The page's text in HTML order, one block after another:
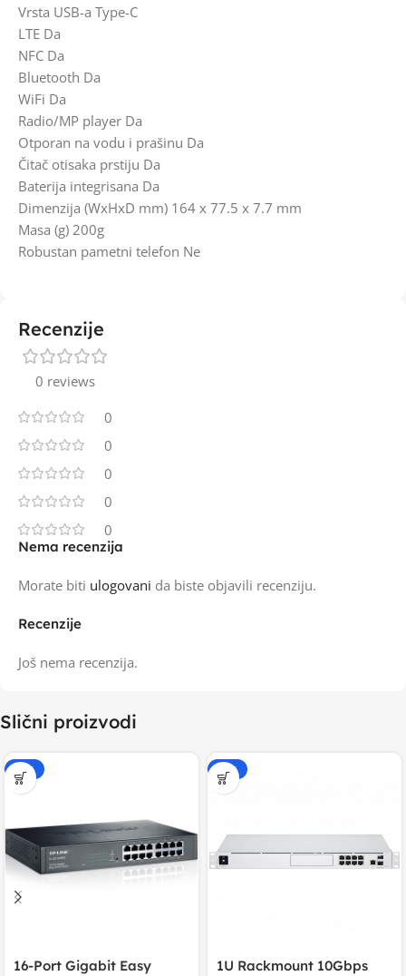
Vrsta USB-a Type-C
LTE Da
NFC Da
Bluetooth Da
WiFi Da
Radio/MP player Da
Otporan na vodu i prašinu Da
Čitač otisaka prstiju Da
Baterija integrisana Da
Dimenzija (WxHxD mm) 164 x 77.5 x 7.7 mm
Masa (g) 200g
Robustan pametni telefon Ne
Recenzije
0 reviews
0
0
0
0
0
Recenzije
Još nema recenzija.
Nema recenzija
Morate biti ulogovani da biste objavili recenziju.
Slični proizvodi
-15%
16-Port Gigabit Easy
-15%
1U Rackmount 10Gbps